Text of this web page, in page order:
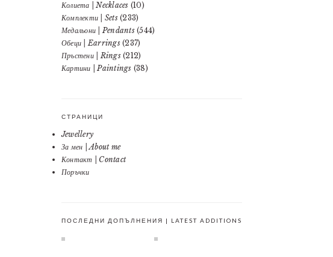
Колиета | Necklaces (10)
Комплекти | Sets(233)
Медальони | Pendants(544)
Обеци | Earrings(237)
Пръстени | Rings(212)
Картини | Paintings (38)
СТРАНИЦИ
Jewellery
За мен | About me
Контакт | Contact
Поръчки
ПОСЛЕДНИ ДОПЪЛНЕНИЯ | LATEST ADDITIONS